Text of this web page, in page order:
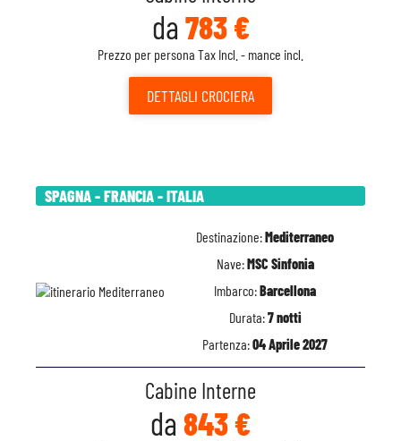
da 783 €
Prezzo per persona Tax Incl. - mance incl.
DETTAGLI CROCIERA
SPAGNA - FRANCIA - ITALIA
Destinazione:Mediterraneo
Nave:MSC Sinfonia
Imbarco:Barcellona
Durata:7 notti
Partenza:04 Aprile 2027
Cabine Interne
da 843 €